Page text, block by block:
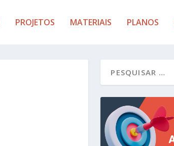
PROJETOS MATERIAIS PLANOS